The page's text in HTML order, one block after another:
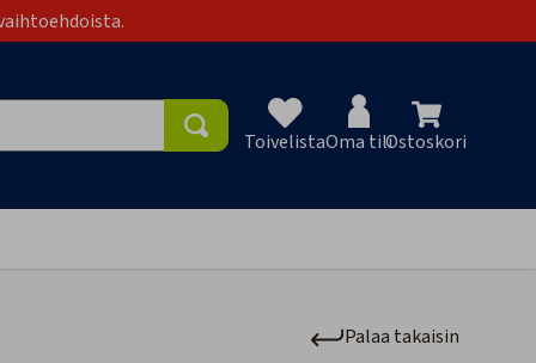
ToivelistaOma tiliOstoskori
Palaa takaisin